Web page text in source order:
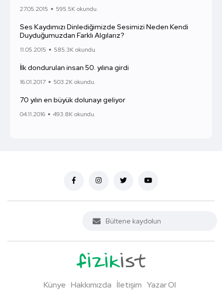
27.05.2015 595.5K okundu.
Ses Kaydımızı Dinlediğimizde Sesimizi Neden Kendi
Duyduğumuzdan Farklı Algılarız?
11.05.2015 585.3K okundu.
İlk dondurulan insan 50. yılına girdi
16.01.2017 503.2K okundu.
70 yılın en büyük dolunayı geliyor
04.11.2016 493.8K okundu.
Künye Hakkımızda İletişim Yazar Ol